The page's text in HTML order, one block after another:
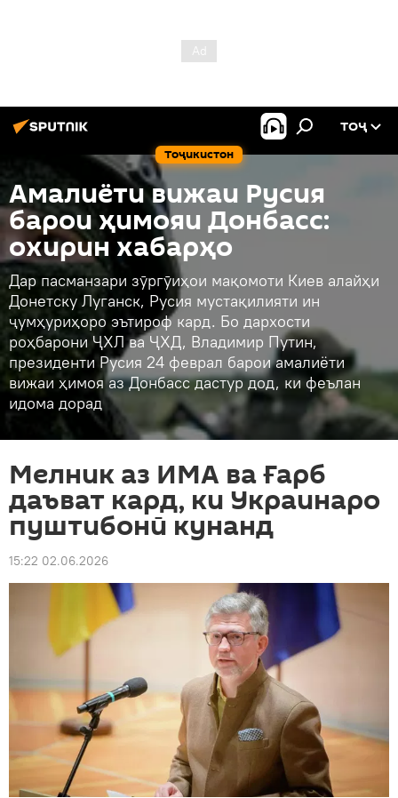
Тоҷикистон
ТОҶ
Амалиёти вижаи Русия
барои ҳимояи Донбасс:
охирин хабарҳо
Дар пасманзари зӯргӯиҳои мақомоти Киев алайҳи
Донетску Луганск, Русия мустақилияти ин
ҷумҳуриҳоро эътироф кард. Бо дархости
роҳбарони ҶХЛ ва ҶХД, Владимир Путин,
президенти Русия 24 феврал барои амалиёти
вижаи ҳимоя аз Донбасс дастур дод, ки феълан
идома дорад
Мелник аз ИМА ва Ғарб
даъват кард, ки Украинаро
пуштибонӣ кунанд
15:22 02.06.2026